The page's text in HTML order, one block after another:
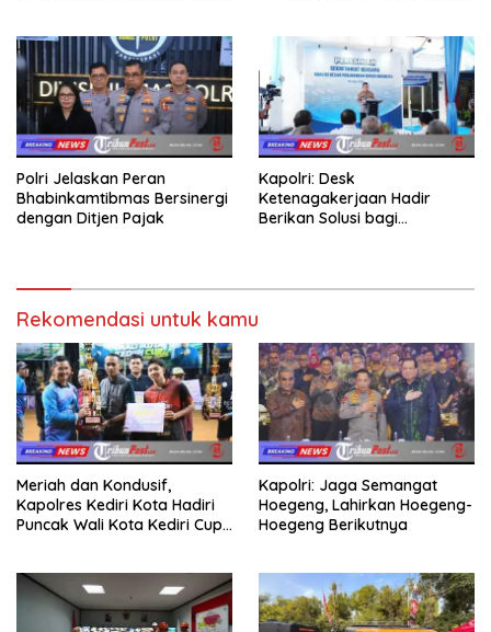
Polri Jelaskan Peran
Bhabinkamtibmas Bersinergi
dengan Ditjen Pajak
Kapolri: Desk
Ketenagakerjaan Hadir
Berikan Solusi bagi
Rekomendasi untuk kamu
Meriah dan Kondusif,
Kapolres Kediri Kota Hadiri
Puncak Wali Kota Kediri Cup
Kapolri: Jaga Semangat
Hoegeng, Lahirkan Hoegeng-
Hoegeng Berikutnya